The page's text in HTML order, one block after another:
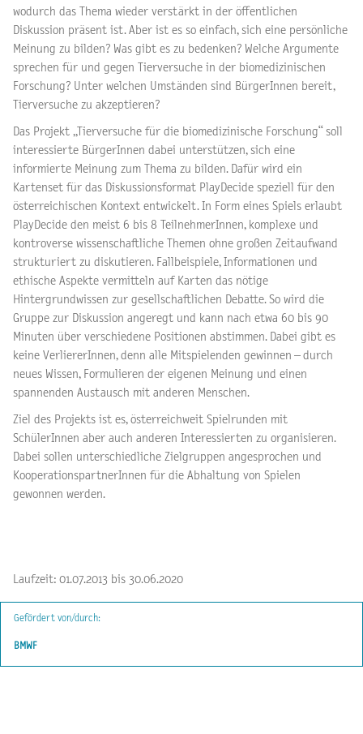
wodurch das Thema wieder verstärkt in der öffentlichen
Diskussion präsent ist. Aber ist es so einfach, sich eine persönliche
Meinung zu bilden? Was gibt es zu bedenken? Welche Argumente
sprechen für und gegen Tierversuche in der biomedizinischen
Forschung? Unter welchen Umständen sind BürgerInnen bereit,
Tierversuche zu akzeptieren?
Das Projekt „Tierversuche für die biomedizinische Forschung“ soll
interessierte BürgerInnen dabei unterstützen, sich eine
informierte Meinung zum Thema zu bilden. Dafür wird ein
Kartenset für das Diskussionsformat PlayDecide speziell für den
österreichischen Kontext entwickelt. In Form eines Spiels erlaubt
PlayDecide den meist 6 bis 8 TeilnehmerInnen, komplexe und
kontroverse wissenschaftliche Themen ohne großen Zeitaufwand
strukturiert zu diskutieren. Fallbeispiele, Informationen und
ethische Aspekte vermitteln auf Karten das nötige
Hintergrundwissen zur gesellschaftlichen Debatte. So wird die
Gruppe zur Diskussion angeregt und kann nach etwa 60 bis 90
Minuten über verschiedene Positionen abstimmen. Dabei gibt es
keine VerliererInnen, denn alle Mitspielenden gewinnen – durch
neues Wissen, Formulieren der eigenen Meinung und einen
spannenden Austausch mit anderen Menschen.
Ziel des Projekts ist es, österreichweit Spielrunden mit
SchülerInnen aber auch anderen Interessierten zu organisieren.
Dabei sollen unterschiedliche Zielgruppen angesprochen und
KooperationspartnerInnen für die Abhaltung von Spielen
gewonnen werden.
Laufzeit: 01.07.2013 bis 30.06.2020
Gefördert von/durch:
BMWF